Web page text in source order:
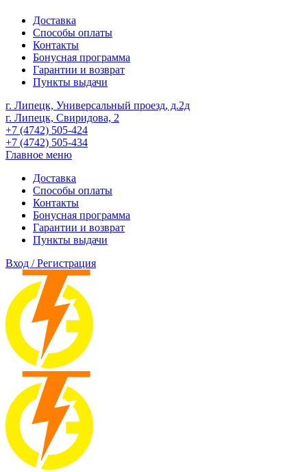
Доставка
Способы оплаты
Контакты
Бонусная программа
Гарантии и возврат
Пункты выдачи
г. Липецк, Универсальный проезд, д.2д
г. Липецк, Свиридова, 2
+7 (4742) 505-424
+7 (4742) 505-434
Главное меню
Доставка
Способы оплаты
Контакты
Бонусная программа
Гарантии и возврат
Пункты выдачи
Вход / Регистрация